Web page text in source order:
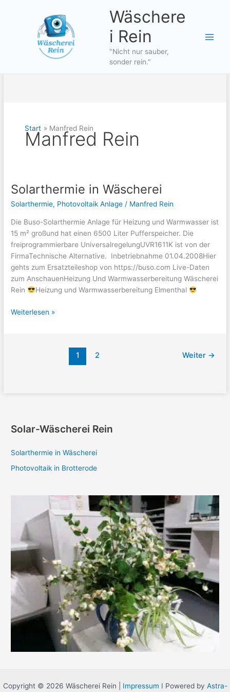
Wäschere
i Rein
"Nicht nur sauber,
sonder rein."
Start Manfred Rein
Manfred Rein
Solarthermie in Wäscherei
Solarthermie, Photovoltaik Anlage / Manfred Rein
Die Buso-Solarthermie Anlage für Heizung und Warmwasser ist
15 m² großund hat einen 6500 Liter Pufferspeicher. Die
freiprogrammierbare UniversalregelungUVR1611K ist von der
FirmaTechnische Alternative. Inbetriebnahme 01.04.2008Hier
gehts zum Ersatzteileshop von https://buso.com Live-Daten
zum AnschauenHeizung Und Warmwasserbereitung Wäscherei
Rein
Heizung und Warmwasserbereitung Elmenthal
Solarthermie
Weiterlesen »
1 2 Weiter →
Solar-Wäscherei Rein
Solarthermie in Wäscherei
Photovoltaik in Brotterode
Copyright © 2026 Wäscherei Rein | Impressum I Powered by Astra-